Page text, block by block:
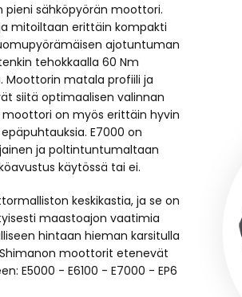
pieni sähköpyörän moottori.
mitoiltaan erittäin kompakti
ajotuntuman
tehokkaalla 60 Nm
Moottorin matala profiili ja
siitä optimaalisen valinnan
on myös erittäin hyvin
E7000 on
ja poltintuntumaltaan
käytössä tai ei.
keskikastia, ja se on
maastoajon vaatimia
hintaan hieman karsitulla
moottorit etenevät
E5000 - E6100 - E7000 - EP6